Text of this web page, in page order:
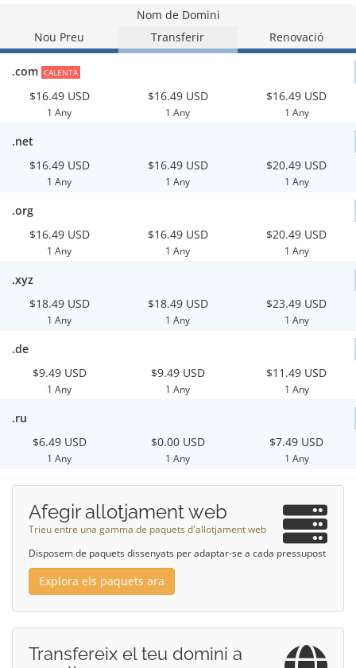
Nom de Domini
Nou Preu
Transferir Renovació
.com CALENTA
$16.49 USD
1 Any
$16.49 USD
1 Any
$16.49 USD
1 Any
.net
$16.49 USD
1 Any
$16.49 USD
1 Any
$20.49 USD
1 Any
.org
$16.49 USD
1 Any
$16.49 USD
1 Any
$20.49 USD
1 Any
.xyz
$18.49 USD
1 Any
$18.49 USD
1 Any
$23.49 USD
1 Any
.de
$9.49 USD
1 Any
$9.49 USD
1 Any
$11.49 USD
1 Any
.ru
$6.49 USD
1 Any
$0.00 USD
1 Any
$7.49 USD
1 Any
Afegir allotjament web
Trieu entre una gamma de paquets d'allotjament web
Disposem de paquets dissenyats per adaptar-se a cada pressupost
Explora els paquets ara
Transfereix el teu domini a